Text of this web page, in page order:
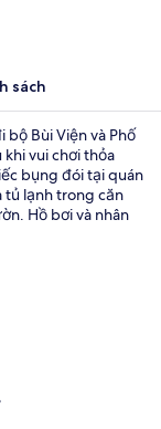
sách
bộ Bùi Viện và Phố
vui chơi thỏa
bụng đói tại quán
tủ lạnh trong căn
Hồ bơi và nhân